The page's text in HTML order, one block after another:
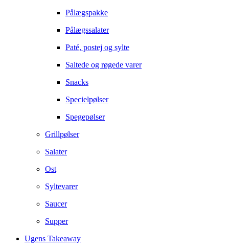
Pålægspakke
Pålægssalater
Paté, postej og sylte
Saltede og røgede varer
Snacks
Specielpølser
Spegepølser
Grillpølser
Salater
Ost
Syltevarer
Saucer
Supper
Ugens Takeaway